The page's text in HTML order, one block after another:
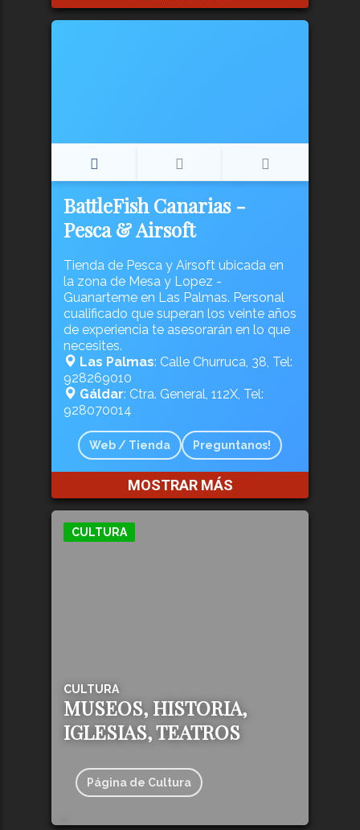
BattleFish Canarias -
Pesca & Airsoft
Tienda de Pesca y Airsoft ubicada en
la zona de Mesa y Lopez -
Guanarteme en Las Palmas. Personal
cualificado que superan los veinte años
de experiencia te asesorarán en lo que
necesites.
Las Palmas: Calle Churruca, 38, Tel:
928269010
Gáldar: Ctra. General, 112X, Tel:
928070014
Web / Tienda Preguntanos!
MOSTRAR MÁS
CULTURA
CULTURA
MUSEOS, HISTORIA,
IGLESIAS, TEATROS
Página de Cultura